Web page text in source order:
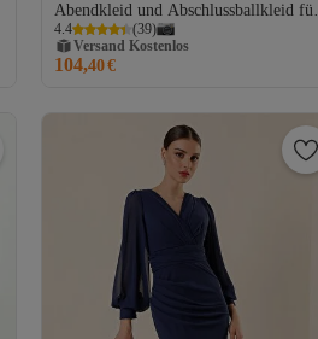
Abendkleid und Abschlussballkleid für
Damen mit Seilträgern und
Taillengürtel
4.4 (39)
Versand Kostenlos
Gratis Versand
Versand Kostenlos
104,40€